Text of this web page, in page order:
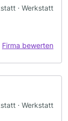
· Werkstatt
Firma bewerten
· Werkstatt